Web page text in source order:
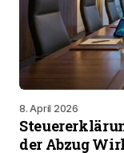
8. April 2026
der Abzug